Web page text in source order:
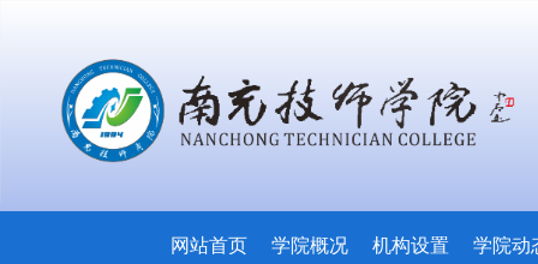
网站首页 学院概况 机构设置 学院动